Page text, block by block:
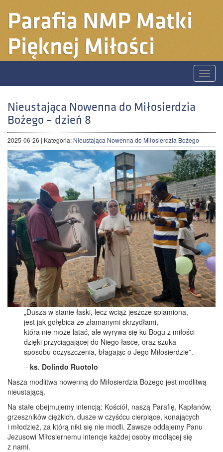
Parafia NMP Matki
Pięknej Miłości
Toggle
Nieustająca Nowenna do Miłosierdzia
Bożego – dzień 8
2025-06-26 | Kategoria: Nieustająca Nowenna do Miłosierdzia Bożego
„Dusza w stanie łaski, lecz wciąż jeszcze splamiona,
jest jak gołębica ze złamanymi skrzydłami,
która nie może latać, ale wyrywa się ku Bogu z miłości
dzięki przyciągającej do Niego łasce, oraz szuka
sposobu oczyszczenia, błagając o Jego Miłosierdzie”.
–ks. Dolindo Ruotolo
Nasza modlitwa nowenną do Miłosierdzia Bożego jest modlitwą
nieustającą.
Na stałe obejmujemy intencją: Kościół, naszą Parafię, Kapłanów,
grzeszników ciężkich, dusze w czyśćcu cierpiące, konających
i młodzież, za którą nikt się nie modli. Zawsze oddajemy Panu
Jezusowi Miłosiernemu intencje każdej osoby modlącej się
z nami.